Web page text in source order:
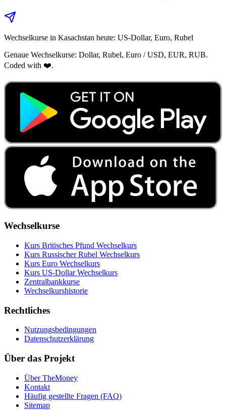
Wechselkurse in Kasachstan heute: US‑Dollar, Euro, Rubel
Genaue Wechselkurse: Dollar, Rubel, Euro / USD, EUR, RUB.
Coded with ❤️.
Wechselkurse
Kurs Britisches Pfund Wechselkurs
Kurs Russischer Rubel Wechselkurs
Kurs Euro Wechselkurs
Kurs US‑Dollar Wechselkurs
Zentralbankkurse
Wechselkurshistorie
Rechtliches
Nutzungsbedingungen
Datenschutzerklärung
Über das Projekt
Über TheMoney
Kontakt
Häufig gestellte Fragen (FAQ)
Sitemap